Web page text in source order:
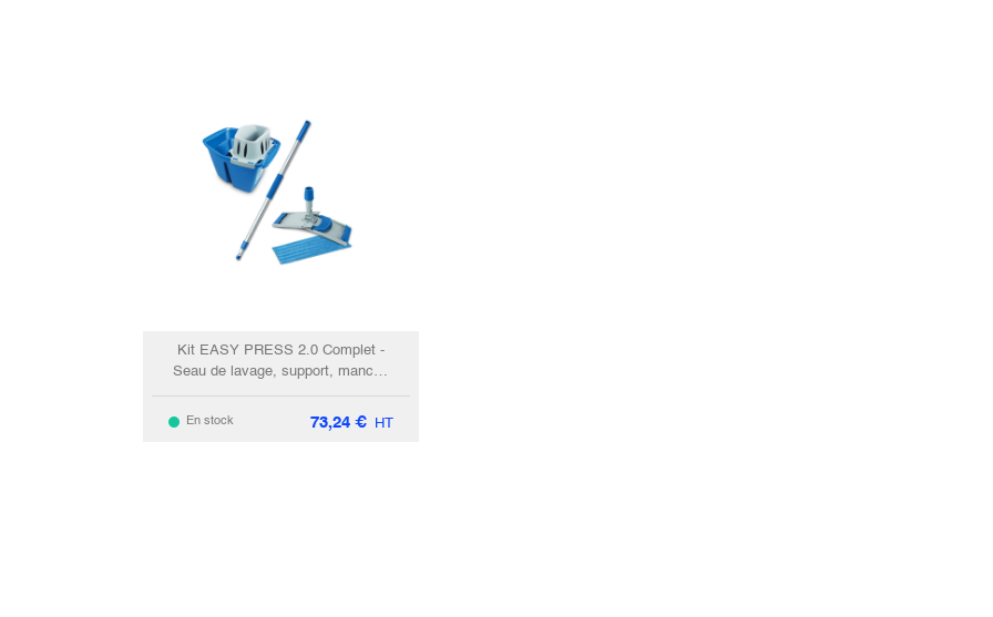
Kit EASY PRESS 2.0 Complet -
Seau de lavage, support, manche
& frange. 2.0
En stock 73,24 € HT